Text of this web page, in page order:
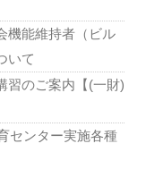
機能維持者（ビル
いて
習のご案内【(一財)
センター実施各種